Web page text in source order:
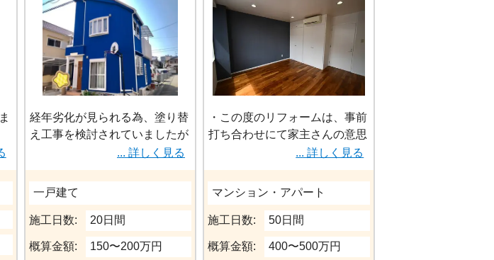
をお聞きし、対応させていただ
きました。結果、古さと新しさ
が融合した唯一無二のカリフォ
ルニアスタイルの住宅が完成し
ました。
まさにリフォームの醍醐味がフ
ルに詰まった弊社の代
経年劣化が見られる為、塗り替
え工事を検討されていましたが
説明が良くわからなかったと断
念されていました。
弊社にてできる限りの知識を共
有し納得いただき施工に至りま
した。
... 詳しく見る
一戸建て
施工日数: 20日間
概算金額: 150〜200万円
・この度のリフォームは、事前
打ち合わせにて家主さんの意思
表示がしっかり確認できた事、
またコチラの”住み始めたら気
になるだろうな…”とラインや
TELでの「どうしましょう？」
の問い合わせ(かなりの回数)に
殆ど即決してご回答頂きまし
た。おかげさまで工事が滞る事
... 詳しく見る
マンション・アパート
施工日数: 50日間
概算金額: 400〜500万円